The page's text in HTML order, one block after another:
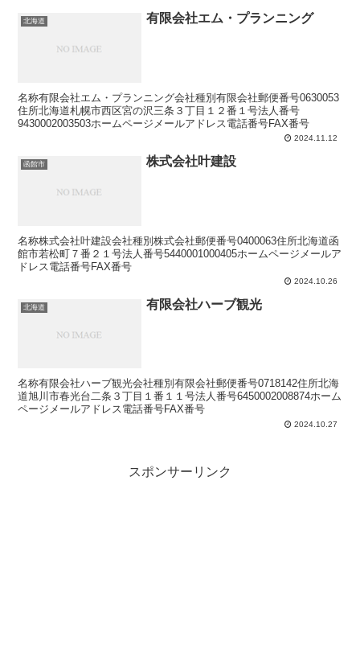
北海道 有限会社エム・プランニング
名称有限会社エム・プランニング会社種別有限会社郵便番号0630053
住所北海道札幌市西区宮の沢三条３丁目１２番１号法人番号
9430002003503ホームページメールアドレス電話番号FAX番号
2024.11.12
函館市 株式会社叶建設
名称株式会社叶建設会社種別株式会社郵便番号0400063住所北海道函
館市若松町７番２１号法人番号5440001000405ホームページメールア
ドレス電話番号FAX番号
2024.10.26
北海道 有限会社ハーブ観光
名称有限会社ハーブ観光会社種別有限会社郵便番号0718142住所北海
道旭川市春光台二条３丁目１番１１号法人番号6450002008874ホーム
ページメールアドレス電話番号FAX番号
2024.10.27
スポンサーリンク